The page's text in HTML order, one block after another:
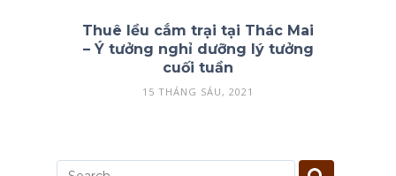
Thuê lều cắm trại tại Thác Mai
– Ý tưởng nghỉ dưỡng lý tưởng
cuối tuần
15 THÁNG SÁU, 2021